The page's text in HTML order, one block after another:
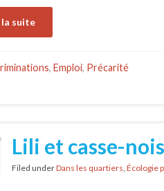
la suite
, Emploi, Précarité
Lili et casse-
Filed underDans les quartiers Écologie